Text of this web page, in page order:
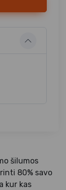
šilumos
80% savo
kur kas